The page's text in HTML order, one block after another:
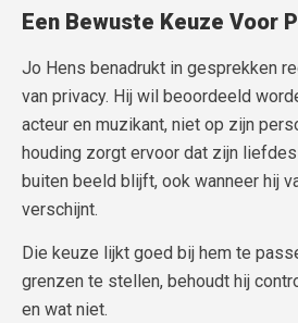
Een Bewuste Keuze Voor
Jo Hens benadrukt in gesprekken
van privacy. Hij wil beoordeeld
acteur en muzikant, niet op zijn
houding zorgt ervoor dat zijn
buiten beeld blijft, ook wanneer hij
verschijnt.
Die keuze lijkt goed bij hem te
grenzen te stellen, behoudt hij
en wat niet.